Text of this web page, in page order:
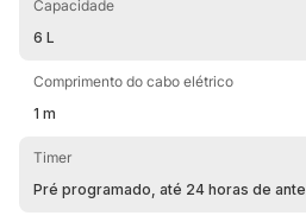
parceiro perfeito para a sua rotina
mais fácil! *O Cesto Metálico para
Capacidade
6 L
Comprimento do cabo elétrico
1 m
Timer
Pré programado, até 24 horas de